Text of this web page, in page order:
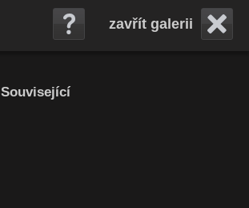
zavřít galerii
Související